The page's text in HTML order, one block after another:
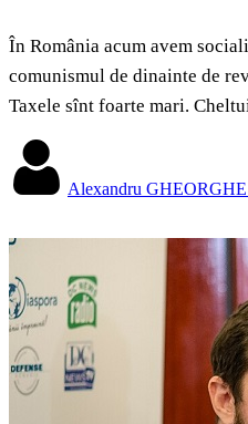
În România acum avem
comunismul de dinainte de
Taxele sînt foarte mari.
Alexandru GHEORGHE